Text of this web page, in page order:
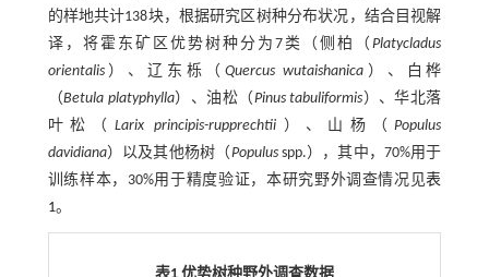
的样地共计138块，根据研究区树种分布状况，结合目视解
译，将霍东矿区优势树种分为7类（侧柏（Platycladus
orientalis）、辽东栎（Quercus wutaishanica ）、白桦
（Betula platyphylla）、油松（Pinus tabuliformis）、华北落
叶松（ Larix principis-rupprechtii ）、山杨（Populus
davidiana）以及其他杨树（Populusspp.），其中，70%用于
训练样本，30%用于精度验证，本研究野外调查情况见表
1。